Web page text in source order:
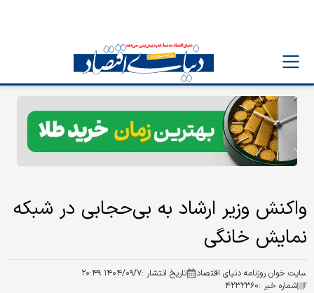
واکنش وزیر ارشاد به بی‌حجابی در شبکه
نمایش خانگی
سایت خوان روزنامه دنیای اقتصاد تاریخ انتشار :۱۴۰۴/۰۹/۷ ۲۰:۴۹
شماره خبر :۴۲۳۲۳۶۰